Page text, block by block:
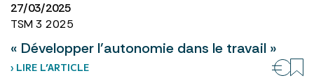
27/03/2025
TSM 3 2025
« Développer l’autonomie dans le travail »
› LIRE L’ARTICLE